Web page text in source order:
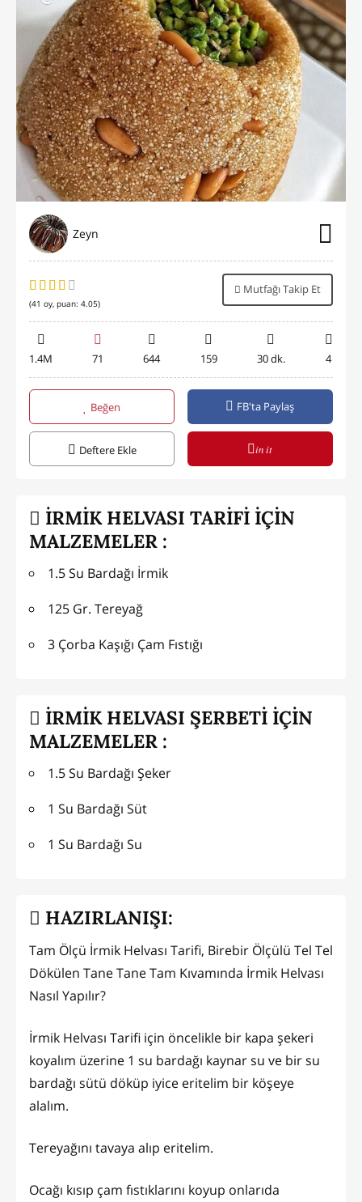
Zeyn
(41 oy, puan: 4.05)
Mutfağı Takip Et
1.4M 71 644 159 30 dk. 4
Beğen FB'ta Paylaş
Deftere Ekle in it
İRMİK HELVASI TARİFİ İÇİN
MALZEMELER :
1.5 Su Bardağı İrmik
125 Gr. Tereyağ
3 Çorba Kaşığı Çam Fıstığı
İRMİK HELVASI ŞERBETİ İÇİN
MALZEMELER :
1.5 Su Bardağı Şeker
1 Su Bardağı Süt
1 Su Bardağı Su
HAZIRLANIŞI:
Tam Ölçü İrmik Helvası Tarifi, Birebir Ölçülü Tel Tel
Dökülen Tane Tane Tam Kıvamında İrmik Helvası
Nasıl Yapılır?
İrmik Helvası Tarifi için öncelikle bir kapa şekeri
koyalım üzerine 1 su bardağı kaynar su ve bir su
bardağı sütü döküp iyice eritelim bir köşeye
alalım.
Tereyağını tavaya alıp eritelim.
Ocağı kısıp çam fıstıklarını koyup onlarıda